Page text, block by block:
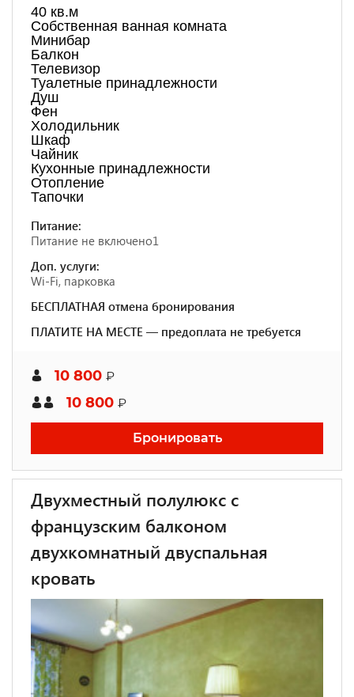
40 кв.м
Собственная ванная комната
Минибар
Балкон
Телевизор
Туалетные принадлежности
Душ
Фен
Холодильник
Шкаф
Чайник
Кухонные принадлежности
Отопление
Тапочки
Питание:
Питание не включено1
Доп. услуги:
Wi-Fi, парковка
БЕСПЛАТНАЯ отмена бронирования
ПЛАТИТЕ НА МЕСТЕ — предоплата не требуется
10 800 ₽
10 800 ₽
Бронировать
Двухместный полулюкс с
французским балконом
двухкомнатный двуспальная
кровать